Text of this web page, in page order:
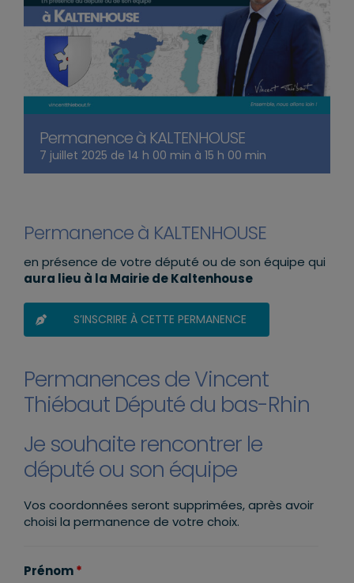
Permanence à KALTENHOUSE
7 juillet 2025 de 14 h 00 min à 15 h 00 min
Permanence à KALTENHOUSE
en présence de votre député ou de son équipe qui
aura lieu à la Mairie de Kaltenhouse
S’INSCRIRE À CETTE PERMANENCE
Permanences de Vincent
Thiébaut Député du bas-Rhin
Je souhaite rencontrer le
député ou son équipe
Vos coordonnées seront supprimées, après avoir
choisi la permanence de votre choix.
Prénom*